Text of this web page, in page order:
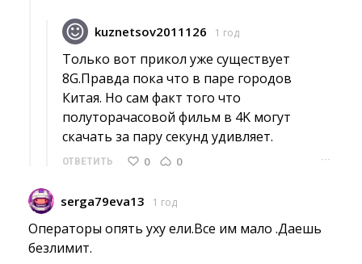
kuznetsov2011126 1 год
Только вот прикол уже существует
8G.Правда пока что в паре городов
Китая. Но сам факт того что
полуторачасовой фильм в 4K могут
скачать за пару секунд удивляет.
ОТВЕТИТЬ 0 0 ···
serga79eva13 1 год
Операторы опять уху ели.Все им мало .Даешь
безлимит.